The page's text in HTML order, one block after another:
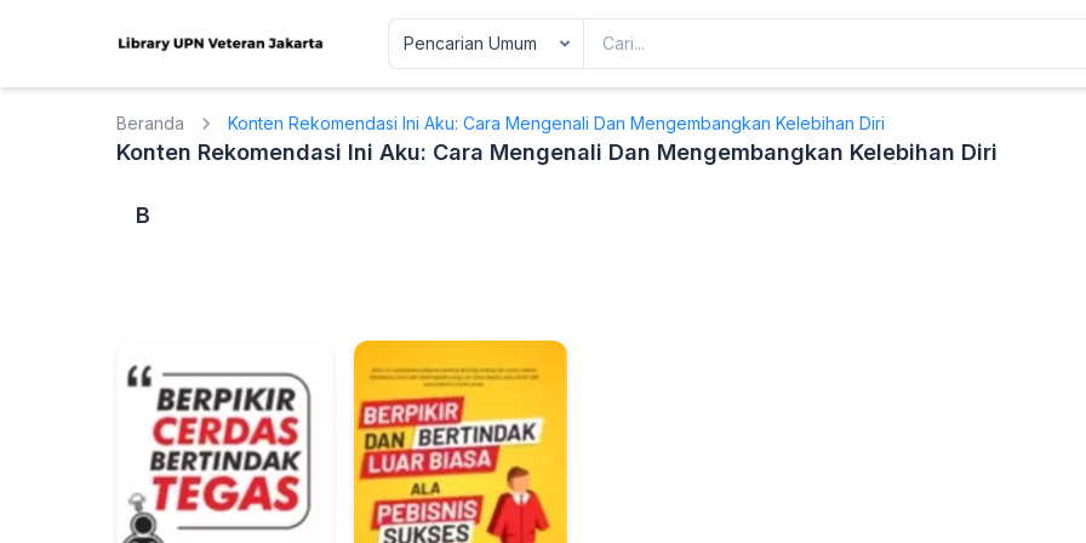
Beranda Konten Rekomendasi Ini Aku: Cara Mengenali Dan Mengembangkan Kelebihan Diri
Konten Rekomendasi Ini Aku: Cara Mengenali Dan Mengembangkan Kelebihan Diri
B